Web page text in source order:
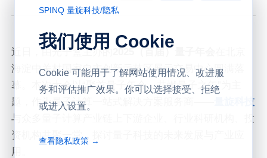
近日，由光子盒主办的
海淀中关村国家自主创新示范区展示交易中心圆满落
幕。本次大会以“聚首量子年会，共燃量子之年”为主
题，作为量子计算一站式解决方案服务商——
量旋科技
与众多量子计算产业链上下游企业、行业科研机构、投
资机构共聚一堂，探讨量子科技的未来发展与产业应
用。
SPINQ 量旋科技/隐私
我们使用 Cookie
Cookie 可能用于了解网站使用情况、改进服
务和评估推广效果。你可以选择接受、拒绝
或进入设置。
查看隐私政策 →